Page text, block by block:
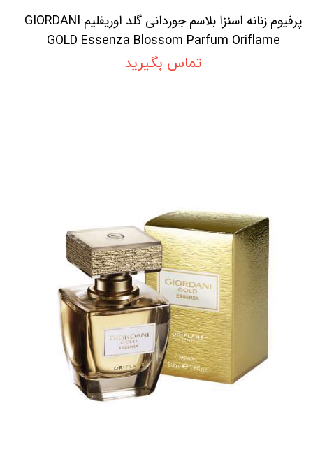
پرفیوم زنانه اسنزا بلاسم جوردانی گلد اوریفلیم GIORDANI
GOLD Essenza Blossom Parfum Oriflame
تماس بگیرید